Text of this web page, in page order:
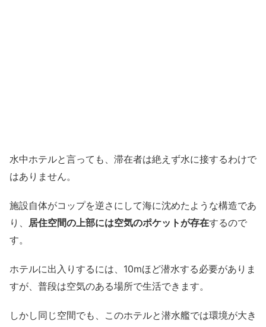
水中ホテルと言っても、滞在者は絶えず水に接するわけで
はありません。
施設自体がコップを逆さにして海に沈めたような構造であ
り、 居住空間の上部には空気のポケットが存在するので
す。
ホテルに出入りするには、10mほど潜水する必要がありま
すが、普段は空気のある場所で生活できます。
しかし同じ空間でも、このホテルと潜水艦では環境が大き